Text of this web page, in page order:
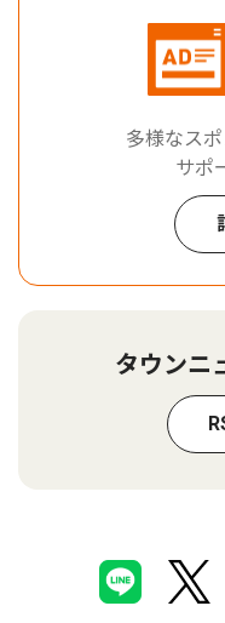
多様なス
サポ
タウンニ